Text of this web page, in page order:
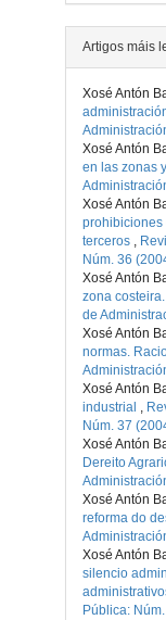
Artigos máis
Xosé Antón
Xosé Antón
en las zonas
Xosé Antón
prohibiciones
terceros ,
Núm. 36
Xosé Antón
zona
de
Xosé Antón
normas.
Xosé Antón
industrial ,
Núm. 37
Xosé Antón
Dereito
Xosé Antón
reforma do
Xosé Antón
silencio
Pública: